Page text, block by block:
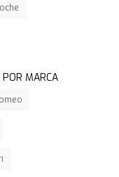
POR MARCA